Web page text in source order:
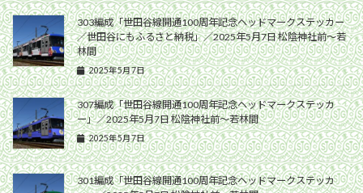
303編成「世田谷線開通100周年記念ヘッドマークステッカー
／世田谷にもふるさと納税」／2025年5月7日 松陰神社前〜若
林間
2025年5月7日
307編成「世田谷線開通100周年記念ヘッドマークステッカ
ー」／2025年5月7日 松陰神社前〜若林間
2025年5月7日
301編成「世田谷線開通100周年記念ヘッドマークステッカ